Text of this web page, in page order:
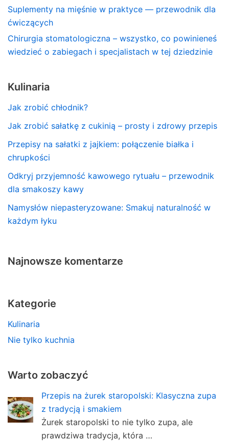
Suplementy na mięśnie w praktyce — przewodnik dla
ćwiczących
Chirurgia stomatologiczna – wszystko, co powinieneś
wiedzieć o zabiegach i specjalistach w tej dziedzinie
Kulinaria
Jak zrobić chłodnik?
Jak zrobić sałatkę z cukinią – prosty i zdrowy przepis
Przepisy na sałatki z jajkiem: połączenie białka i
chrupkości
Odkryj przyjemność kawowego rytuału – przewodnik
dla smakoszy kawy
Namysłów niepasteryzowane: Smakuj naturalność w
każdym łyku
Najnowsze komentarze
Kategorie
Kulinaria
Nie tylko kuchnia
Warto zobaczyć
Przepis na żurek staropolski: Klasyczna zupa
z tradycją i smakiem
Żurek staropolski to nie tylko zupa, ale
prawdziwa tradycja, która …